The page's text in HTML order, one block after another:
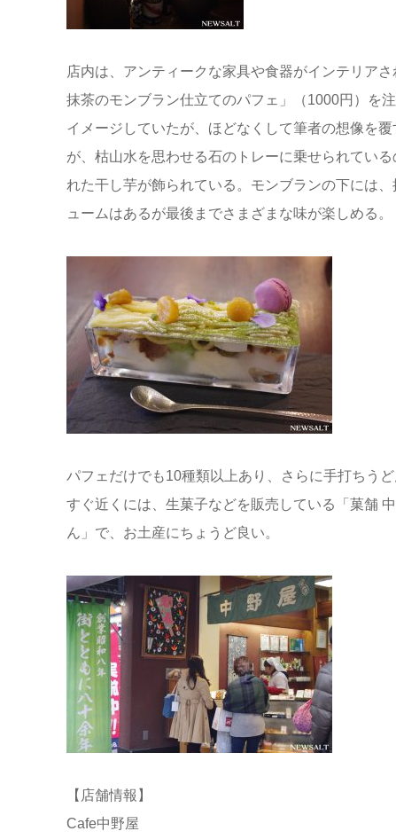
店内は、アンティークな家具や食器がインテリア
抹茶のモンブラン仕立てのパフェ」（1000円）を
イメージしていたが、ほどなくして筆者の想像を
が、枯山水を思わせる石のトレーに乗せられてい
れた干し芋が飾られている。モンブランの下には
ュームはあるが最後までさまざまな味が楽しめる。
パフェだけでも10種類以上あり、さらに手打ちう
すぐ近くには、生菓子などを販売している「菓舗
ん」で、お土産にちょうど良い。
【店舗情報】
Cafe中野屋